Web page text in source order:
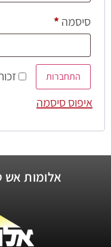
סיסמה *
התחברות
איפוס סיסמה
אלומות אש